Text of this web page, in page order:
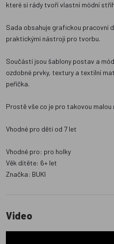
které si rády tvoří vlastní módní
Sada obsahuje grafickou pracovní
praktickými nástroji pro tvorbu.
Součástí jsou šablony postav a
ozdobné prvky, textury a textilní
peříčka.
Prostě vše co je pro takovou
Vhodné pro děti od 7 let
Vhodné pro: pro holky
Věk dítěte: 6+ let
Značka: BUKI
Video